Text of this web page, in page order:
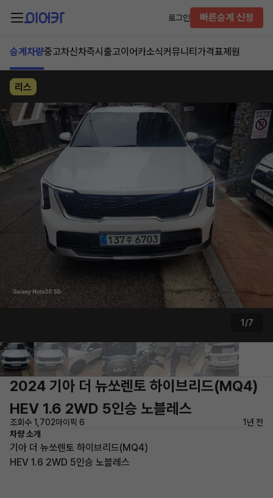
로그인 빠른승계 신청
승계차량중고차신차즉시출고이어카소식커뮤니티 가격표제원
리스
1/7
2024 기아 더 뉴쏘렌토 하이브리드(MQ4)
HEV 1.6 2WD 5인승 노블레스
조회수 1,702마이픽 6
1년 전
차량 소개
기아 더 뉴쏘렌토 하이브리드(MQ4)
HEV 1.6 2WD 5인승 노블레스